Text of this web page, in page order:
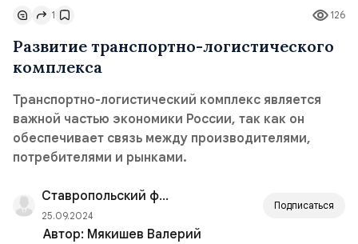
126
1
Развитие транспортно-логистического
комплекса
Транспортно-логистический комплекс является
важной частью экономики России, так как он
обеспечивает связь между производителями,
потребителями и рынками.
Ставропольский филиал РАНХиГС
25.09.2024
Подписаться
Автор: Мякишев Валерий